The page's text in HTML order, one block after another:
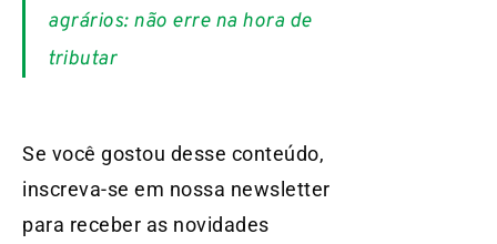
agrários: não erre na hora de
tributar
Se você gostou desse conteúdo,
inscreva-se em nossa newsletter
para receber as novidades